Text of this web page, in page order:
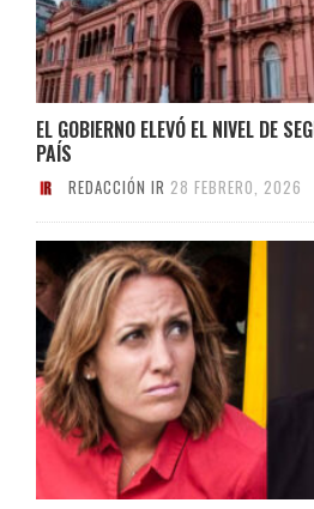
EL GOBIERNO ELEVÓ EL NIVEL DE
PAÍS
REDACCIÓN IR 28 FEBRERO, 2026